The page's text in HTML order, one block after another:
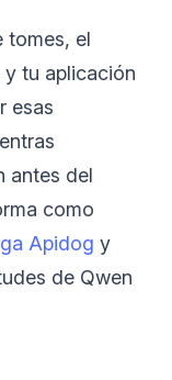
tomes, el
tu aplicación
esas
antes del
como
Apidog y
de Qwen